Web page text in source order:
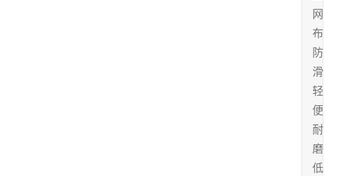
网
布
防
滑
轻
便
耐
磨
低